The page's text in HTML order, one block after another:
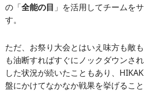
の「全能の目 」を活用してチームを
す。
ただ、お祭り大会とはいえ味方も敵
も油断すればすぐにノックダウンさ
した状況が続いたこともあり、
盤にかけてなかなか戦果を挙げるこ